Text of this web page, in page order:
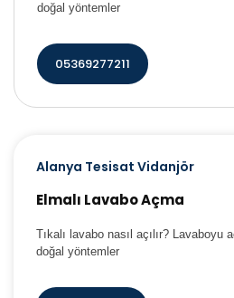
doğal yöntemler
05369277211
Alanya Tesisat Vidanjör
Elmalı Lavabo Açma
Tıkalı lavabo nasıl açılır? Lavaboyu
doğal yöntemler